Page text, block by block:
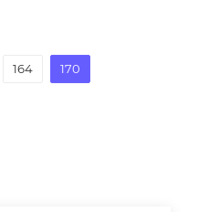
164 170